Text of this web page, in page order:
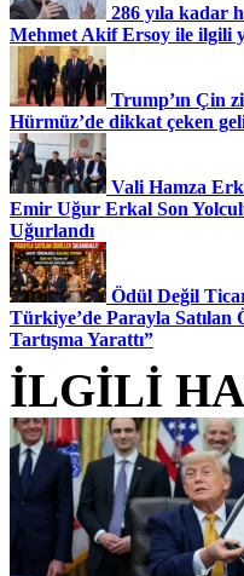
286 yıla kadar
Mehmet Akif Ersoy ile ilgili
Trump’ın Çin
Hürmüz’de dikkat çeken
Vali Hamza
Emir Uğur Erkal Son
Uğurlandı
Ödül Değil
Türkiye’de Parayla Satılan
Tartışma Yarattı”
İLGİLİ